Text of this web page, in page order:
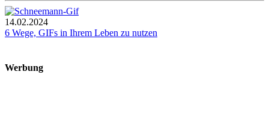
14.02.2024
6 Wege, GIFs in Ihrem Leben zu nutzen
Werbung